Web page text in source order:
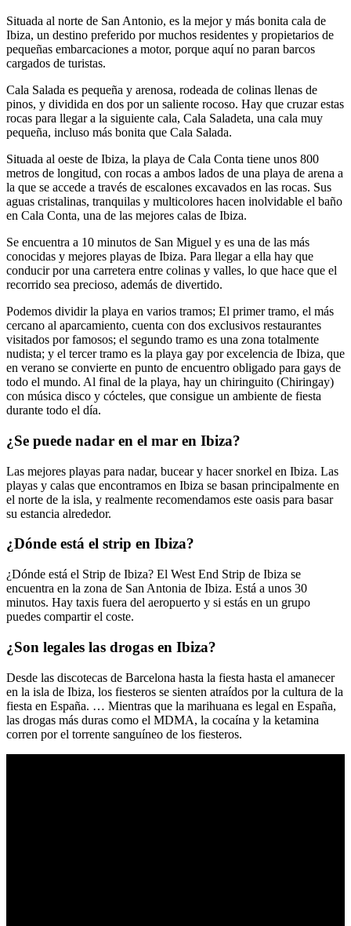
Situada al norte de San Antonio, es la mejor y más bonita cala de
Ibiza, un destino preferido por muchos residentes y propietarios de
pequeñas embarcaciones a motor, porque aquí no paran barcos
cargados de turistas.
Cala Salada es pequeña y arenosa, rodeada de colinas llenas de
pinos, y dividida en dos por un saliente rocoso. Hay que cruzar estas
rocas para llegar a la siguiente cala, Cala Saladeta, una cala muy
pequeña, incluso más bonita que Cala Salada.
Situada al oeste de Ibiza, la playa de Cala Conta tiene unos 800
metros de longitud, con rocas a ambos lados de una playa de arena a
la que se accede a través de escalones excavados en las rocas. Sus
aguas cristalinas, tranquilas y multicolores hacen inolvidable el baño
en Cala Conta, una de las mejores calas de Ibiza.
Se encuentra a 10 minutos de San Miguel y es una de las más
conocidas y mejores playas de Ibiza. Para llegar a ella hay que
conducir por una carretera entre colinas y valles, lo que hace que el
recorrido sea precioso, además de divertido.
Podemos dividir la playa en varios tramos; El primer tramo, el más
cercano al aparcamiento, cuenta con dos exclusivos restaurantes
visitados por famosos; el segundo tramo es una zona totalmente
nudista; y el tercer tramo es la playa gay por excelencia de Ibiza, que
en verano se convierte en punto de encuentro obligado para gays de
todo el mundo. Al final de la playa, hay un chiringuito (Chiringay)
con música disco y cócteles, que consigue un ambiente de fiesta
durante todo el día.
¿Se puede nadar en el mar en Ibiza?
Las mejores playas para nadar, bucear y hacer snorkel en Ibiza. Las
playas y calas que encontramos en Ibiza se basan principalmente en
el norte de la isla, y realmente recomendamos este oasis para basar
su estancia alrededor.
¿Dónde está el strip en Ibiza?
¿Dónde está el Strip de Ibiza? El West End Strip de Ibiza se
encuentra en la zona de San Antonia de Ibiza. Está a unos 30
minutos. Hay taxis fuera del aeropuerto y si estás en un grupo
puedes compartir el coste.
¿Son legales las drogas en Ibiza?
Desde las discotecas de Barcelona hasta la fiesta hasta el amanecer
en la isla de Ibiza, los fiesteros se sienten atraídos por la cultura de la
fiesta en España. … Mientras que la marihuana es legal en España,
las drogas más duras como el MDMA, la cocaína y la ketamina
corren por el torrente sanguíneo de los fiesteros.